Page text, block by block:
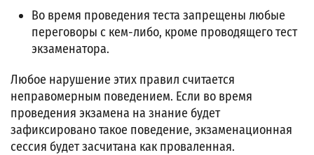
Во время проведения теста запрещены любые
переговоры с кем-либо, кроме проводящего тест
экзаменатора.
Любое нарушение этих правил считается
неправомерным поведением. Если во время
проведения экзамена на знание будет
зафиксировано такое поведение, экзаменационная
сессия будет засчитана как проваленная.